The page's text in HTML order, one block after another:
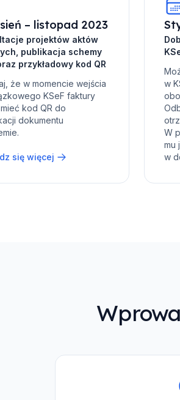
– listopad 2023
projektów aktów
publikacja schemy
przykładowy kod QR
że w momencie wejścia
KSeF faktury
kod QR do
dokumentu
się więcej
w
W
mu
w